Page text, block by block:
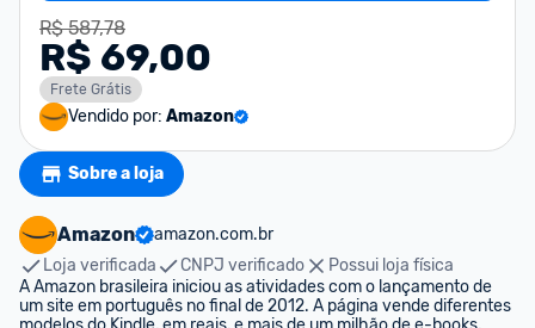
R$ 587,78
R$ 69,00
Frete Grátis
Vendido por: Amazon
Sobre a loja
Amazon
amazon.com.br
Loja verificada
CNPJ verificado
Possui loja física
A Amazon brasileira iniciou as atividades com o lançamento de
um site em português no final de 2012. A página vende diferentes